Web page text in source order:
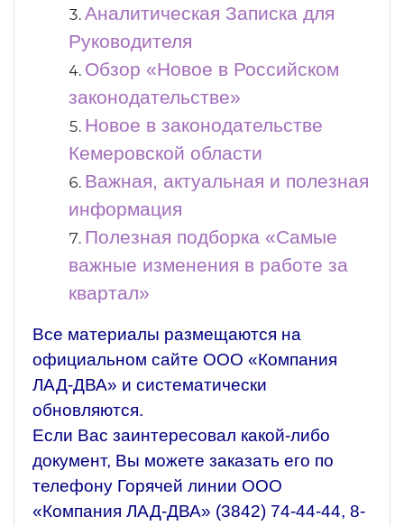
Аналитическая Записка для
Руководителя
Обзор «Новое в Российском
законодательстве»
Новое в законодательстве
Кемеровской области
Важная, актуальная и полезная
информация
Полезная подборка «Самые
важные изменения в работе за
квартал»
Все материалы размещаются на
официальном сайте ООО «Компания
ЛАД-ДВА» и систематически
обновляются.
Если Вас заинтересовал какой-либо
документ, Вы можете заказать его по
телефону Горячей линии ООО
«Компания ЛАД-ДВА» (3842) 74-44-44, 8-